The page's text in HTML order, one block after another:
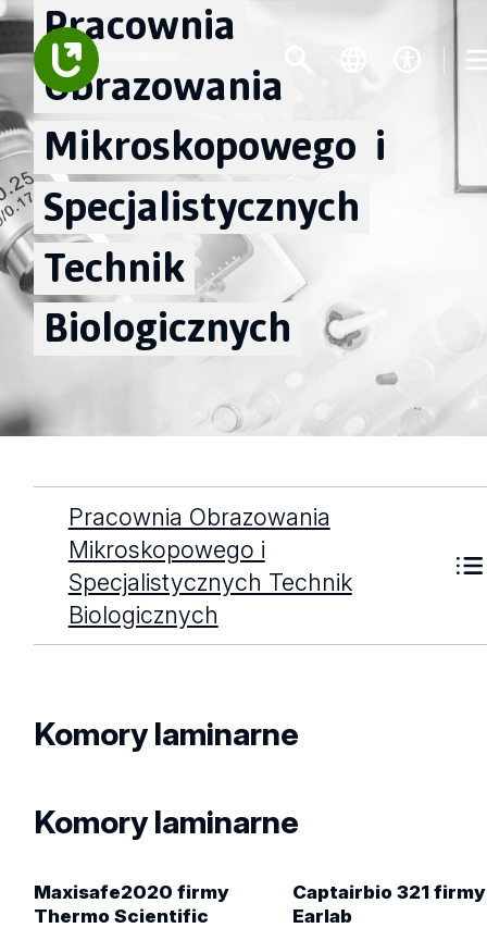
Pracownia
Obrazowania
Mikroskopowego i
Specjalistycznych
Technik
Biologicznych
Pracownia Obrazowania
Mikroskopowego i
Specjalistycznych Technik
Biologicznych
Komory laminarne
Komory laminarne
Maxisafe2020 firmy
Thermo Scientific
Captairbio 321 firmy
Earlab